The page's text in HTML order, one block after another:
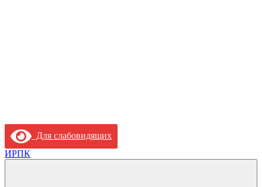
Для слабовидящих
ИРПК